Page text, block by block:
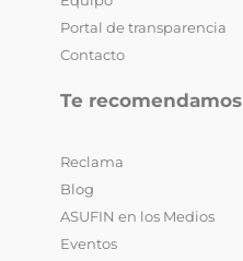
Portal de transparencia
Contacto
Te recomendamos
Reclama
Blog
ASUFIN en los Medios
Eventos